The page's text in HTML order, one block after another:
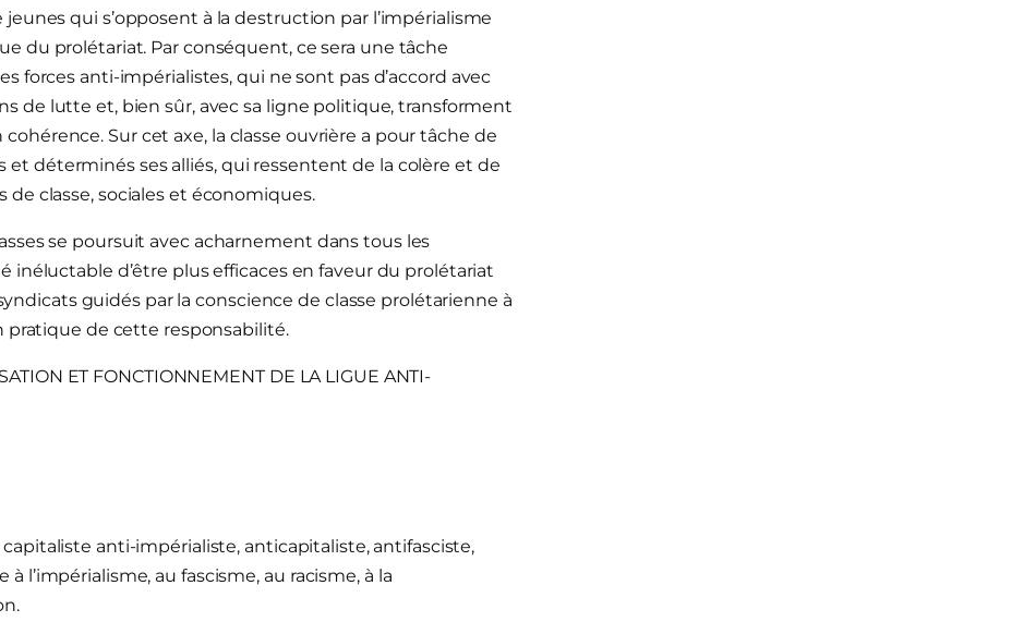
qui s’opposent à la destruction par l’impérialisme
du prolétariat. Par conséquent, ce sera une tâche
forces anti-impérialistes, qui ne sont pas d’accord avec
de lutte et, bien sûr, avec sa ligne politique, transforment
Sur cet axe, la classe ouvrière a pour tâche de
déterminés ses alliés, qui ressentent de la colère et de
de classe, sociales et économiques.
se poursuit avec acharnement dans tous les
inéluctable d’être plus efficaces en faveur du prolétariat
guidés par la conscience de classe prolétarienne à
pratique de cette responsabilité.
ET FONCTIONNEMENT DE LA LIGUE ANTI-
anti-impérialiste, anticapitaliste, antifasciste,
l’impérialisme, au fascisme, au racisme, à la